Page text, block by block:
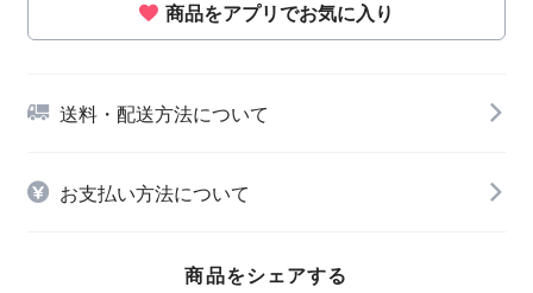
商品をアプリでお気に入り
送料・配送方法について
お支払い方法について
商品をシェアする